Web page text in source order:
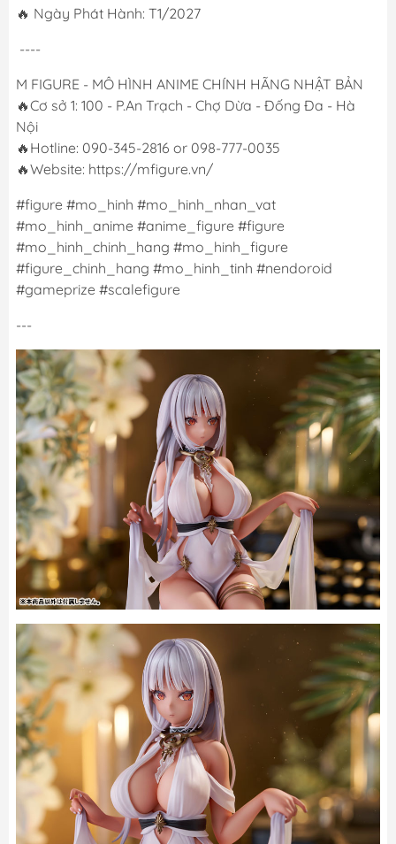
🔥 Ngày Phát Hành: T1/2027
----
M FIGURE - MÔ HÌNH ANIME CHÍNH HÃNG NHẬT BẢN
🔥Cơ sở 1: 100 - P.An Trạch - Chợ Dừa - Đống Đa - Hà
Nội
🔥Hotline: 090-345-2816 or 098-777-0035
🔥Website: https://mfigure.vn/
#figure #mo_hinh #mo_hinh_nhan_vat
#mo_hinh_anime #anime_figure #figure
#mo_hinh_chinh_hang #mo_hinh_figure
#figure_chinh_hang #mo_hinh_tinh #nendoroid
#gameprize #scalefigure
---